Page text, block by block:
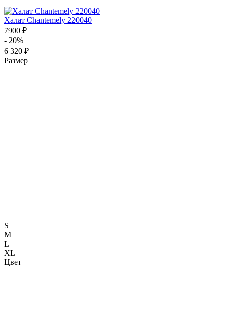
Халат Chantemely 220040
7900 ₽
- 20%
6 320 ₽
Размер
S
M
L
XL
Цвет